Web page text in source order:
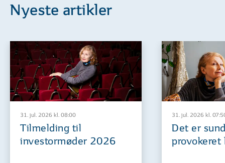
Nyeste artikler
31. jul. 2026 kl. 08:00
Tilmelding til
investormøder 2026
31. jul. 2026 kl.
Det er
provokeret